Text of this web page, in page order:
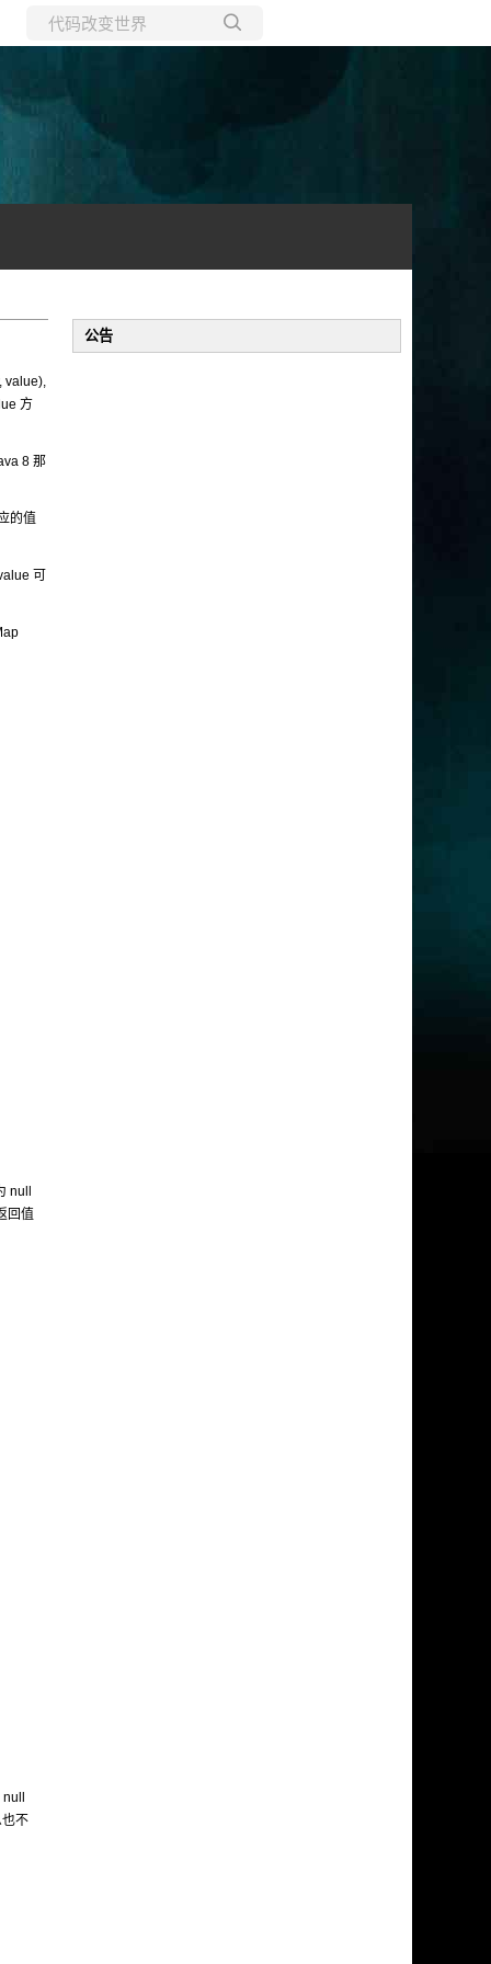
value),
方
8 那
的值
可
null
回值
不
公告